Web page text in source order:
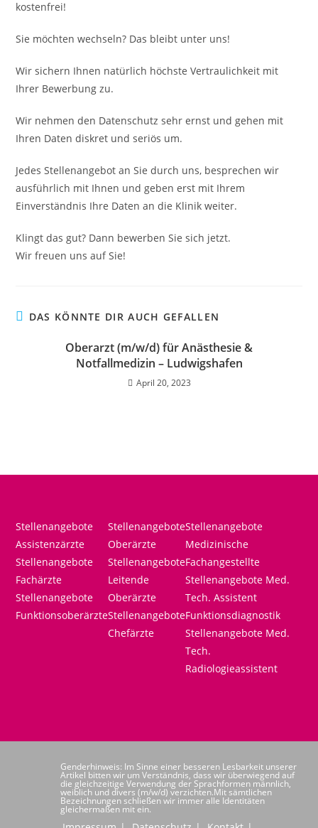
kostenfrei!
Sie möchten wechseln? Das bleibt unter uns!
Wir sichern Ihnen natürlich höchste Vertraulichkeit mit
Ihrer Bewerbung zu.
Wir nehmen den Datenschutz sehr ernst und gehen mit
Ihren Daten diskret und seriös um.
Jedes Stellenangebot an Sie durch uns, besprechen wir
ausführlich mit Ihnen und geben erst mit Ihrem
Einverständnis Ihre Daten an die Klinik weiter.
Klingt das gut? Dann bewerben Sie sich jetzt.
Wir freuen uns auf Sie!
DAS KÖNNTE DIR AUCH GEFALLEN
Oberarzt (m/w/d) für Anästhesie &
Notfallmedizin – Ludwigshafen
April 20, 2023
Stellenangebote
Assistenzärzte
Stellenangebote
Fachärzte
Stellenangebote
Funktionsoberärzte
Stellenangebote
Oberärzte
Stellenangebote
Leitende
Oberärzte
Stellenangebote
Chefärzte
Stellenangebote
Medizinische
Fachangestellte
Stellenangebote Med.
Tech. Assistent
Funktionsdiagnostik
Stellenangebote Med.
Tech.
Radiologieassistent
Genderhinweis: Im Sinne einer besseren Lesbarkeit unserer
Artikel bitten wir um Verständnis, dass wir überwiegend auf
die gleichzeitige Verwendung der Sprachformen männlich,
weiblich und divers (m/w/d) verzichten.Mit sämtlichen
Bezeichnungen schließen wir immer alle Identitäten
gleichermaßen mit ein.